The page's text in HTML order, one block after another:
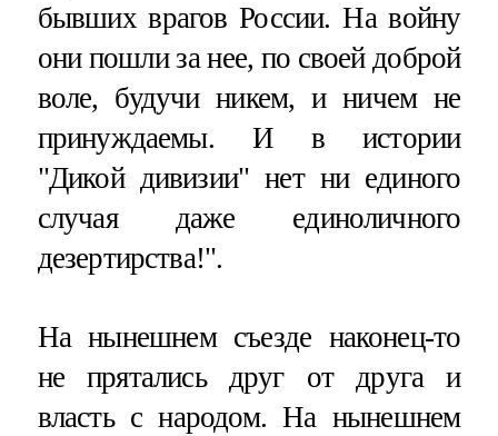
бывших врагов России. На войну
они пошли за нее, по своей доброй
воле, будучи никем, и ничем не
принуждаемы. И в истории
"Дикой дивизии" нет ни единого
случая даже единоличного
дезертирства!".
На нынешнем съезде наконец-то
не прятались друг от друга и
власть с народом. На нынешнем